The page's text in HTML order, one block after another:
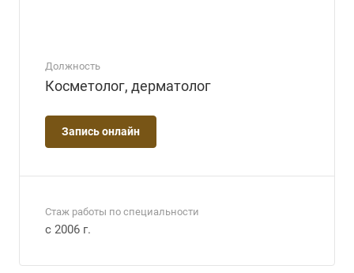
Должность
Косметолог, дерматолог
Запись онлайн
Стаж работы по специальности
с 2006 г.